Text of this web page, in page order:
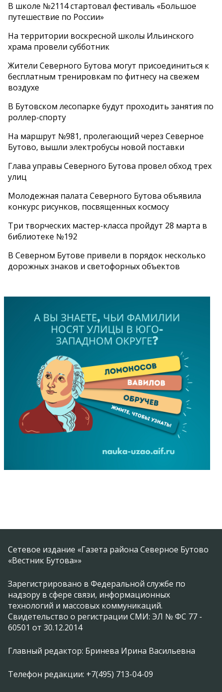
В школе №2114 стартовал фестиваль «Большое
путешествие по России»
На территории воскресной школы Ильинского
храма провели субботник
Жители Северного Бутова могут присоединиться к
бесплатным тренировкам по фитнесу на свежем
воздухе
В Бутовском лесопарке будут проходить занятия по
роллер-спорту
На маршрут №981, пролегающий через Северное
Бутово, вышли электробусы новой поставки
Глава управы Северного Бутова провел обход трех
улиц
Молодежная палата Северного Бутова объявила
конкурс рисунков, посвященных космосу
Три творческих мастер-класса пройдут 28 марта в
библиотеке №192
В Северном Бутове привели в порядок несколько
дорожных знаков и светофорных объектов
Сетевое издание «Газета района Северное Бутово
«Вестник Бутова»»
Зарегистрировано в Федеральной службе по
надзору в сфере связи, информационных
технологий и массовых коммуникаций.
Свидетельство о регистрации СМИ: ЭЛ № ФС 77 -
60501 от 30.12.2014
Главный редактор: Бринева Ирина Васильевна
Телефон редакции: +7(495) 713-04-09